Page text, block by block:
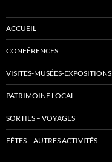
ACCUEIL
CONFÉRENCES
VISITES-MUSÉES-EXPOSITIONS
PATRIMOINE LOCAL
SORTIES – VOYAGES
FÊTES – AUTRES ACTIVITÉS